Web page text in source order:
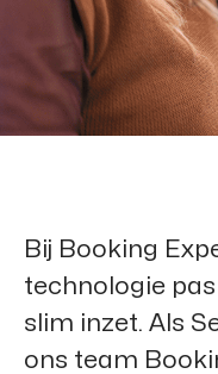
Bij Booking
technologie
slim inzet. Als
ons team